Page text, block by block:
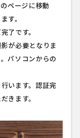
ページに移動
す。
了です。
が必要となりま
パソコンからの
います。認証完
きます。